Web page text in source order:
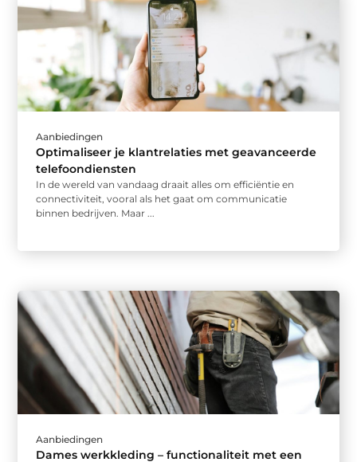
Aanbiedingen
Optimaliseer je klantrelaties met geavanceerde
telefoondiensten
In de wereld van vandaag draait alles om efficiëntie en
connectiviteit, vooral als het gaat om communicatie
binnen bedrijven. Maar ...
Aanbiedingen
Dames werkkleding – functionaliteit met een